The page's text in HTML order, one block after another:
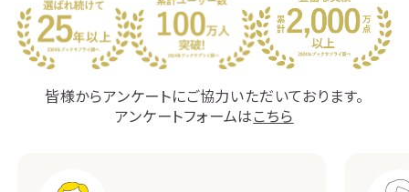
皆様からアンケートにご協力いただいております。
アンケートフォームはこちら